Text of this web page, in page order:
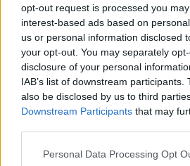
opt-out request is processed you
interest-based ads based on
us or personal information disclosed
your opt-out. You may separately
disclosure of your personal
IAB’s list of downstream
also be disclosed by us to third
Downstream Participants that may
Personal Data Processing Opt
Palude Bruschera. Le attività
concludersi alle17nell’area
pubblico di ogni età. Mentre la
letture e laboratori per i più
si occuperà del pranzo al sacco
euro. Durante la giornata
risultati della ricerca scientifica e
dimora piante certificate per
impollinatori.